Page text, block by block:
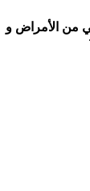
يقي من الأمراض و